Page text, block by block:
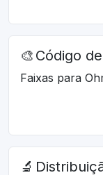
🎨 Código
Faixas para
🔬